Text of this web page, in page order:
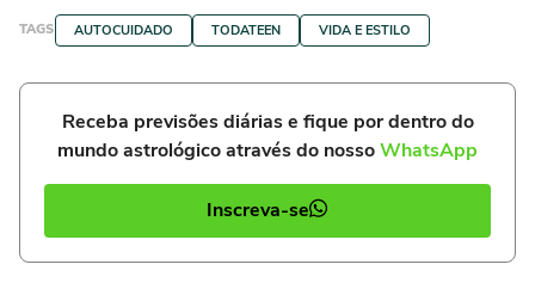
TAGS AUTOCUIDADO TODATEEN VIDA E ESTILO
Receba previsões diárias e fique por dentro do
mundo astrológico através do nossoWhatsApp
Inscreva-se